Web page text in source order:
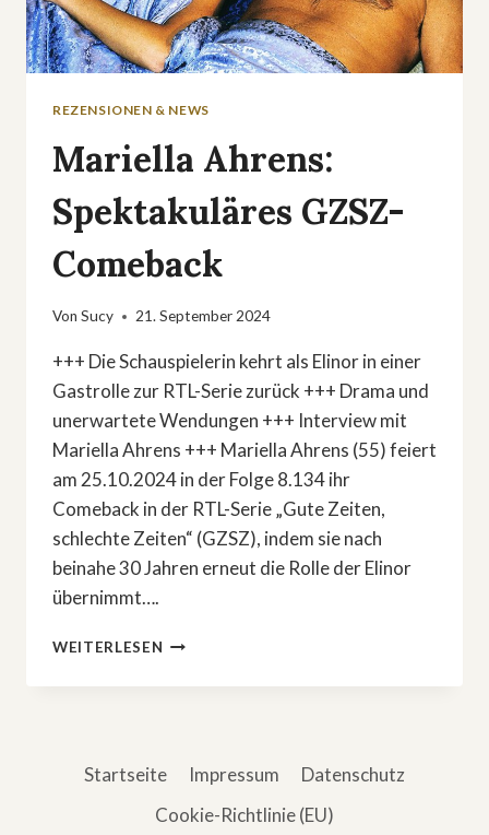
REZENSIONEN & NEWS
Mariella Ahrens:
Spektakuläres GZSZ-
Comeback
Von Sucy 21. September 2024
+++ Die Schauspielerin kehrt als Elinor in einer
Gastrolle zur RTL-Serie zurück +++ Drama und
unerwartete Wendungen +++ Interview mit
Mariella Ahrens +++ Mariella Ahrens (55) feiert
am 25.10.2024 in der Folge 8.134 ihr
Comeback in der RTL-Serie „Gute Zeiten,
schlechte Zeiten“ (GZSZ), indem sie nach
beinahe 30 Jahren erneut die Rolle der Elinor
übernimmt….
WEITERLESEN MARIELLA
SPEKTAKULÄRES
Startseite Impressum
Datenschutz
Cookie-Richtlinie (EU)